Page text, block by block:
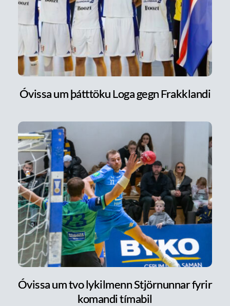
Óvissa um þátttöku Loga gegn Frakklandi
Óvissa um tvo lykilmenn Stjörnunnar fyrir
komandi tímabil